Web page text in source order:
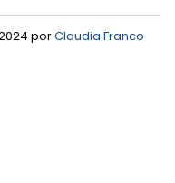
porClaudia Franco